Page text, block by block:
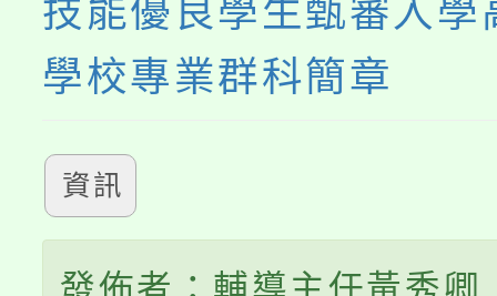
技能優良學生甄審入學
學校專業群科簡章
資訊